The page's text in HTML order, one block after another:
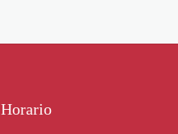
Horario